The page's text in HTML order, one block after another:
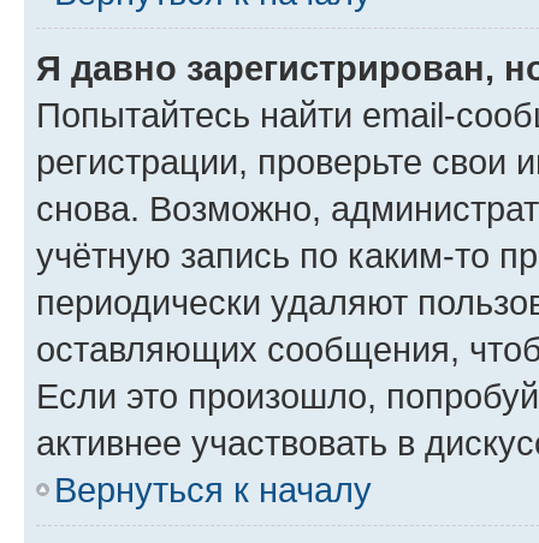
Я давно зарегистрирован,
Попытайтесь найти email-
регистрации, проверьте свои
снова. Возможно,
учётную запись по каким-то
периодически удаляют
оставляющих сообщения,
Если это произошло,
активнее участвовать в
Вернуться к началу